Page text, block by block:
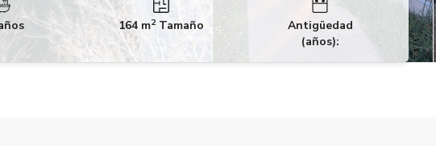
164 m2Tamaño
Antigüedad
(años):